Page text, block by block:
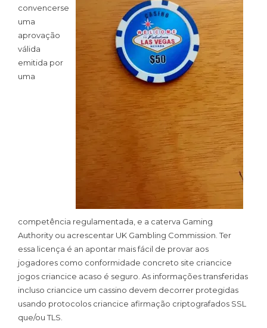
convencerse
uma
aprovação
válida
emitida por
uma
competência regulamentada, e a caterva Gaming
Authority ou acrescentar UK Gambling Commission. Ter
essa licença é an apontar mais fácil de provar aos
jogadores como conformidade concreto site criancice
jogos criancice acaso é seguro. As informações transferidas
incluso criancice um cassino devem decorrer protegidas
usando protocolos criancice afirmação criptografados SSL
que/ou TLS.